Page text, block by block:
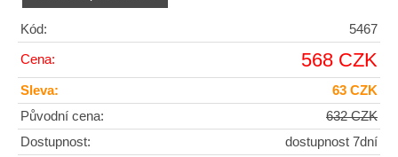
Kód: 5467
Cena: 568 CZK
Sleva:
63 CZK
Původní cena:
632 CZK
Dostupnost:
dostupnost 7dní